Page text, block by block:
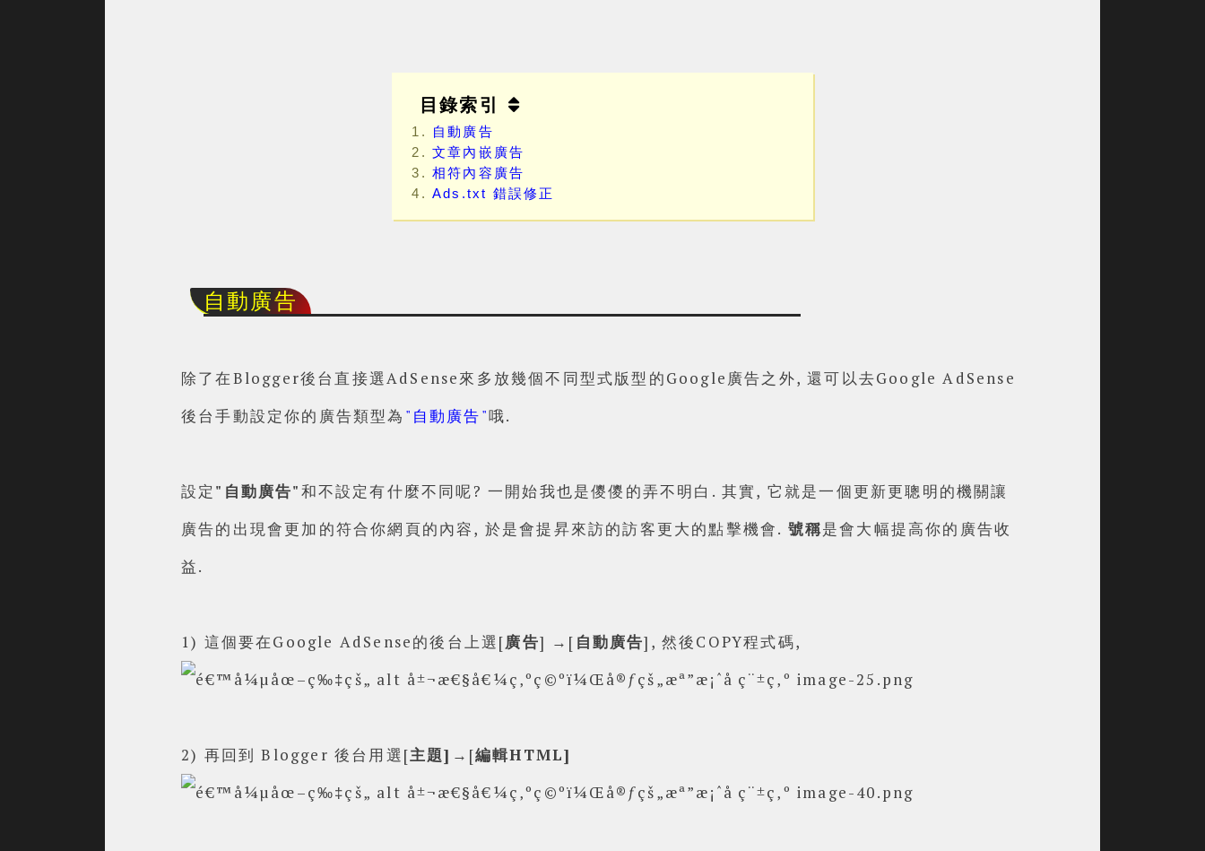
目錄索引
自動廣告
文章內嵌廣告
相符內容廣告
Ads.txt 錯誤修正
自動廣告
除了在Blogger後台直接選AdSense來多放幾個不同型式版型的Google廣告之外, 還可以去Google AdSense
後台手動設定你的廣告類型為 "自動廣告"哦.
設定 "自動廣告"和不設定有什麼不同呢? 一開始我也是儍儍的弄不明白. 其實, 它就是一個更新更聰明的機關讓
廣告的出現會更加的符合你網頁的內容, 於是會提昇來訪的訪客更大的點擊機會. 號稱是會大幅提高你的廣告收
益.
1) 這個要在Google AdSense的後台上選[廣告] →[ 自動廣告], 然後COPY程式碼,
2) 再回到 Blogger 後台用選[主題] →[編輯HTML]
Powered byHelplogger